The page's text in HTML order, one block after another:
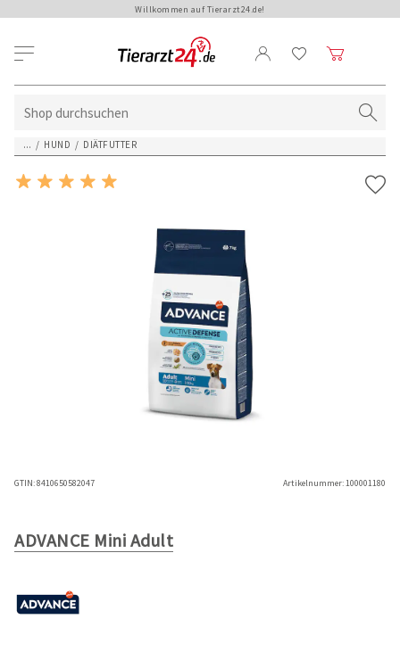
Willkommen auf Tierarzt24.de!
... / HUND / DIÄTFUTTER
GTIN:8410650582047 Artikelnummer:100001180
ADVANCE Mini Adult